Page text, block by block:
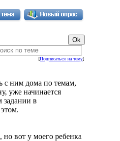
[Подписаться на тему]
с ним дома по темам,
уже начинается
задании в
вот у моего ребенка